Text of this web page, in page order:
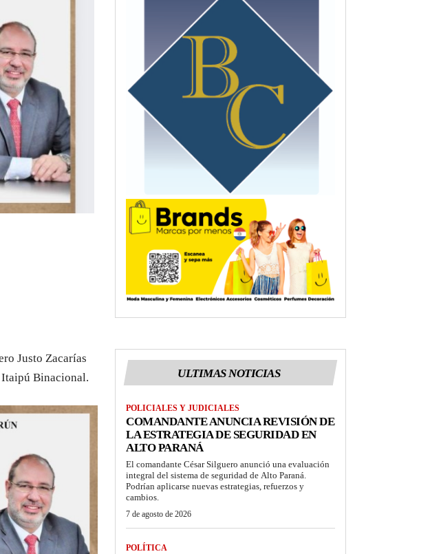
Justo Zacarías
Binacional.
ULTIMAS NOTICIAS
POLICIALES Y JUDICIALES
COMANDANTE ANUNCIA REVISIÓN DE
LA ESTRATEGIA DE SEGURIDAD EN
ALTO PARANÁ
El comandante César Silguero anunció una evaluación
integral del sistema de seguridad de Alto Paraná.
Podrían aplicarse nuevas estrategias, refuerzos y
cambios.
7 de agosto de 2026
POLÍTICA